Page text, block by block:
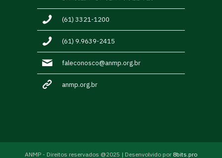
(61) 3321-1200
(61) 9.9639-2415
faleconosco@anmp.org.br
anmp.org.br
ANMP - Direitos reservados @2025 | Desenvolvido por 8bits.pro